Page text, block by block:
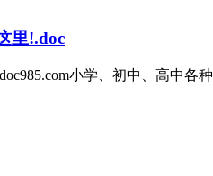
里!.doc
小学、初中、高中各